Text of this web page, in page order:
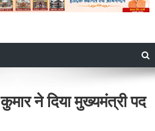
ने दिया मुख्यमंत्री पद